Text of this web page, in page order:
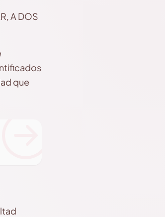
A DOS
que